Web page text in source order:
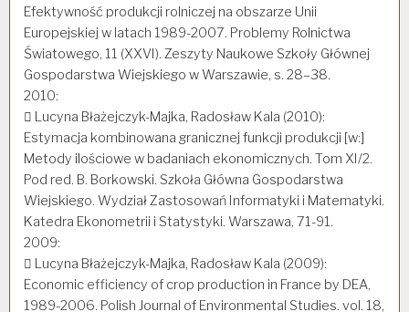
Efektywność produkcji rolniczej na obszarze Unii
Europejskiej w latach 1989-2007. Problemy Rolnictwa
Światowego, 11 (XXVI). Zeszyty Naukowe Szkoły Głównej
Gospodarstwa Wiejskiego w Warszawie, s. 28–38.
2010:
 Lucyna Błażejczyk-Majka, Radosław Kala (2010):
Estymacja kombinowana granicznej funkcji produkcji [w:]
Metody ilościowe w badaniach ekonomicznych. Tom XI/2.
Pod red. B. Borkowski. Szkoła Główna Gospodarstwa
Wiejskiego. Wydział Zastosowań Informatyki i Matematyki.
Katedra Ekonometrii i Statystyki. Warszawa, 71-91.
2009:
 Lucyna Błażejczyk-Majka, Radosław Kala (2009):
Economic efficiency of crop production in France by DEA,
1989-2006. Polish Journal of Environmental Studies. vol. 18,